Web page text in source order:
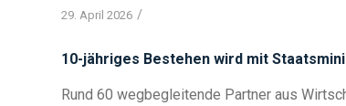
29. April 2026 /
10-jähriges Bestehen wird mit
Rund 60 wegbegleitende Partner aus